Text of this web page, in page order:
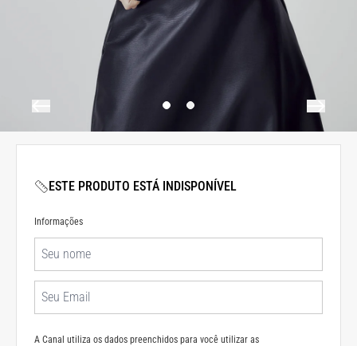
ESTE PRODUTO ESTÁ INDISPONÍVEL
Informações
A Canal utiliza os dados preenchidos para você utilizar as